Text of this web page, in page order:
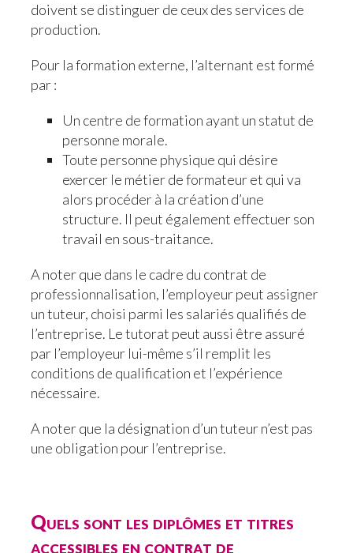
doivent se distinguer de ceux des services de
production.
Pour la formation externe, l’alternant est formé
par :
Un centre de formation ayant un statut de
personne morale.
Toute personne physique qui désire
exercer le métier de formateur et qui va
alors procéder à la création d’une
structure. Il peut également effectuer son
travail en sous-traitance.
A noter que dans le cadre du contrat de
professionnalisation, l’employeur peut assigner
un tuteur, choisi parmi les salariés qualifiés de
l’entreprise. Le tutorat peut aussi être assuré
par l’employeur lui-même s’il remplit les
conditions de qualification et l’expérience
nécessaire.
A noter que la désignation d’un tuteur n’est pas
une obligation pour l’entreprise.
Quels sont les diplômes et titres
accessibles en contrat de